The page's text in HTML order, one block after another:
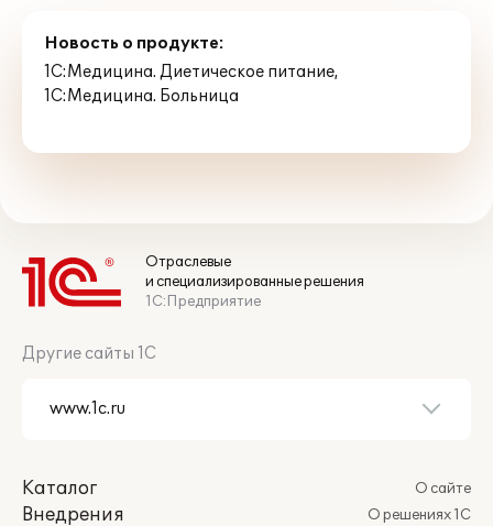
Новость о продукте:
1С:Медицина. Диетическое питание,
1С:Медицина. Больница
Отраслевые
и специализированные решения
1С:Предприятие
Другие сайты 1С
Каталог
Внедрения
О сайте
О решениях 1С